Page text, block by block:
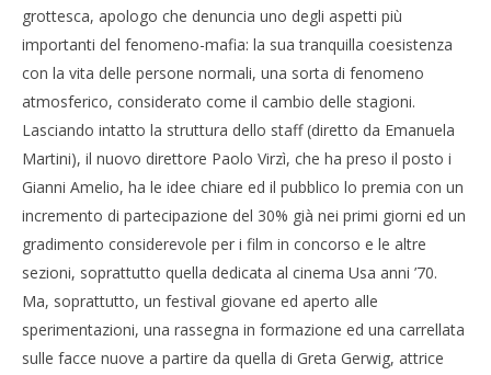
grottesca, apologo che denuncia uno degli aspetti più
importanti del fenomeno-mafia: la sua tranquilla coesistenza
con la vita delle persone normali, una sorta di fenomeno
atmosferico, considerato come il cambio delle stagioni.
Lasciando intatto la struttura dello staff (diretto da Emanuela
Martini), il nuovo direttore Paolo Virzì, che ha preso il posto i
Gianni Amelio, ha le idee chiare ed il pubblico lo premia con un
incremento di partecipazione del 30% già nei primi giorni ed un
gradimento considerevole per i film in concorso e le altre
sezioni, soprattutto quella dedicata al cinema Usa anni ’70.
Ma, soprattutto, un festival giovane ed aperto alle
sperimentazioni, una rassegna in formazione ed una carrellata
sulle facce nuove a partire da quella di Greta Gerwig, attrice